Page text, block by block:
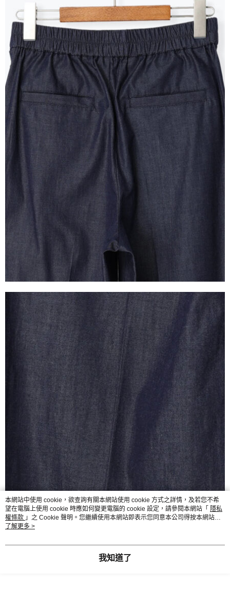
本網站中使用 cookie，欲查詢有關本網站使用 cookie 方式之詳情，及若您不希
望在電腦上使用 cookie 時應如何變更電腦的 cookie 設定，請參閱本網站「 隱私
權條款 」之 Cookie 聲明。您繼續使用本網站即表示您同意本公司得按本網站使
用條款之 Cookie 聲明使用 cookie。
了解更多 >
我知道了